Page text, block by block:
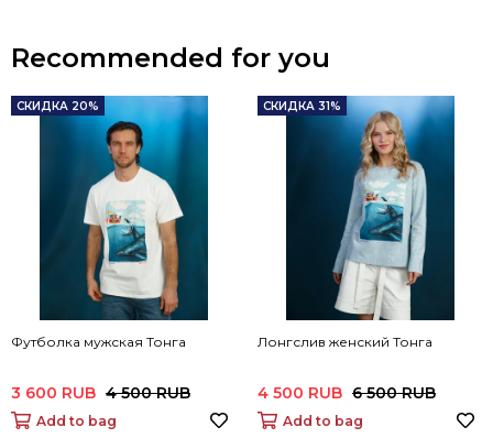
Recommended for you
СКИДКА 20%
Футболка мужская Тонга
3 600 RUB 4 500 RUB
Add to bag
СКИДКА 31%
Лонгслив женский Тонга
4 500 RUB 6 500 RUB
Add to bag